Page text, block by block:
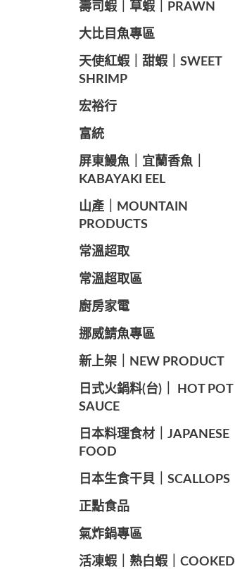
️壽司蝦｜草蝦｜PRAWN
️大比目魚專區
️天使紅蝦｜甜蝦｜SWEET
SHRIMP
宏裕行
富統
️屏東鰻魚｜宜蘭香魚｜
KABAYAKI EEL
山產｜MOUNTAIN
PRODUCTS
常溫超取
常溫超取區
廚房家電
️挪威鯖魚專區
️新上架｜NEW PRODUCT
️日式火鍋料(台)｜ HOT POT
SAUCE
️日本料理食材｜JAPANESE
FOOD
日本生食干貝｜SCALLOPS
正點食品
️氣炸鍋專區
️活凍蝦｜熟白蝦｜COOKED